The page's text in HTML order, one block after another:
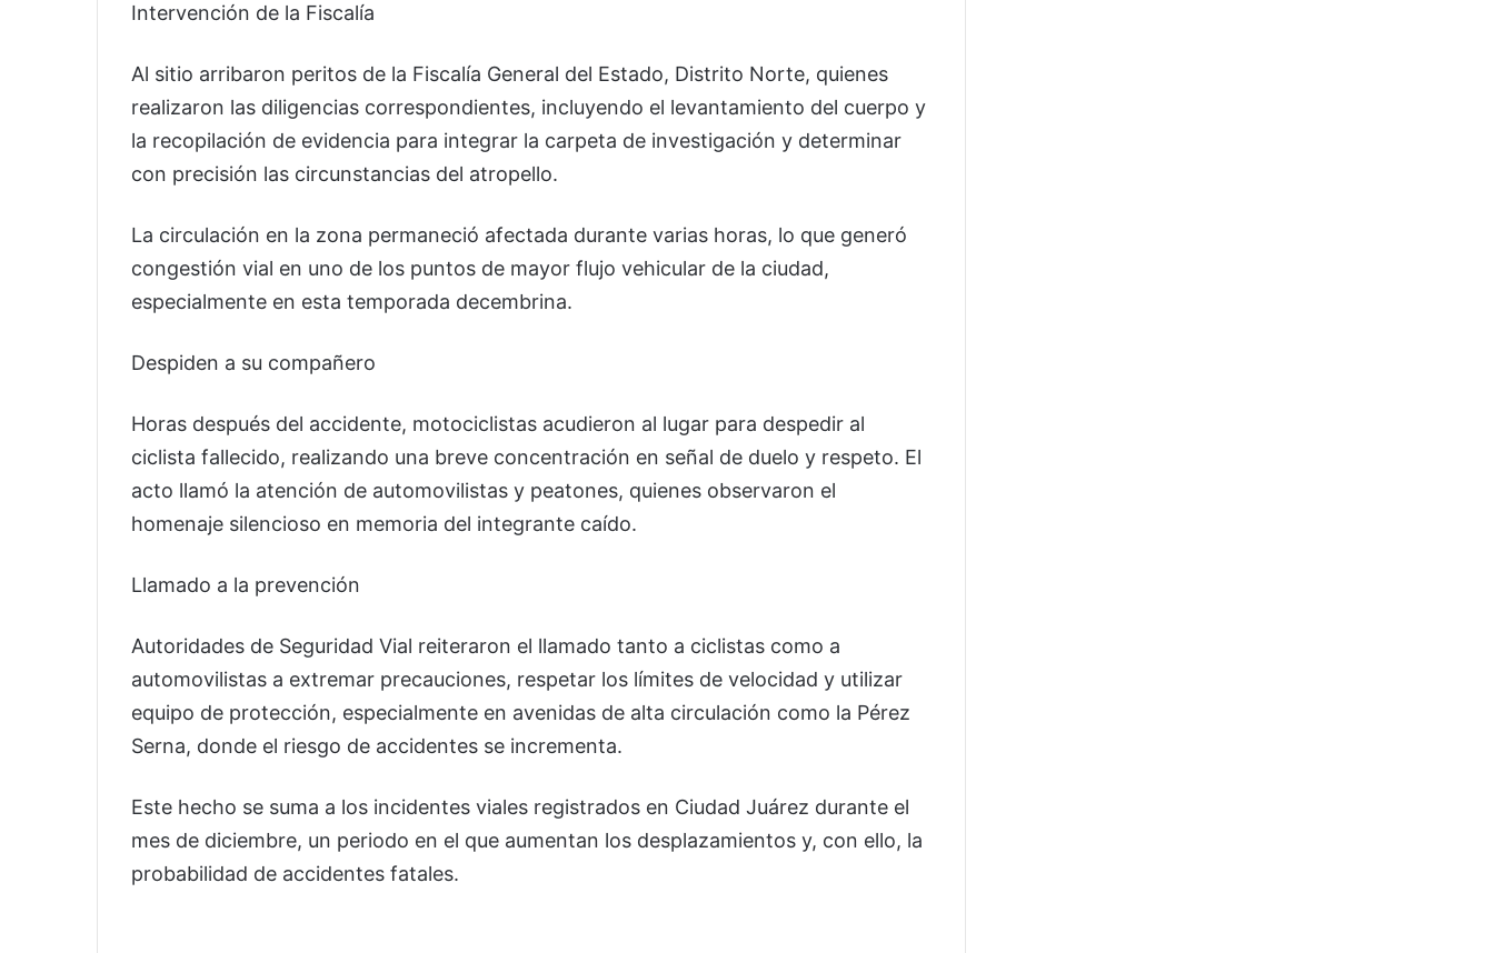
Intervención de la Fiscalía
Al sitio arribaron peritos de la Fiscalía General del Estado, Distrito Norte, quienes
realizaron las diligencias correspondientes, incluyendo el levantamiento del cuerpo y
la recopilación de evidencia para integrar la carpeta de investigación y determinar
con precisión las circunstancias del atropello.
La circulación en la zona permaneció afectada durante varias horas, lo que generó
congestión vial en uno de los puntos de mayor flujo vehicular de la ciudad,
especialmente en esta temporada decembrina.
Despiden a su compañero
Horas después del accidente, motociclistas acudieron al lugar para despedir al
ciclista fallecido, realizando una breve concentración en señal de duelo y respeto. El
acto llamó la atención de automovilistas y peatones, quienes observaron el
homenaje silencioso en memoria del integrante caído.
Llamado a la prevención
Autoridades de Seguridad Vial reiteraron el llamado tanto a ciclistas como a
automovilistas a extremar precauciones, respetar los límites de velocidad y utilizar
equipo de protección, especialmente en avenidas de alta circulación como la Pérez
Serna, donde el riesgo de accidentes se incrementa.
Este hecho se suma a los incidentes viales registrados en Ciudad Juárez durante el
mes de diciembre, un periodo en el que aumentan los desplazamientos y, con ello, la
probabilidad de accidentes fatales.